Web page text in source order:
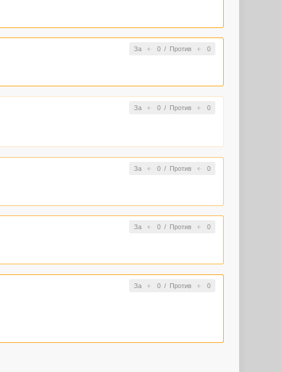
За 0/ Против 0
За 0/ Против 0
За 0/ Против 0
За 0/ Против 0
За 0/ Против 0